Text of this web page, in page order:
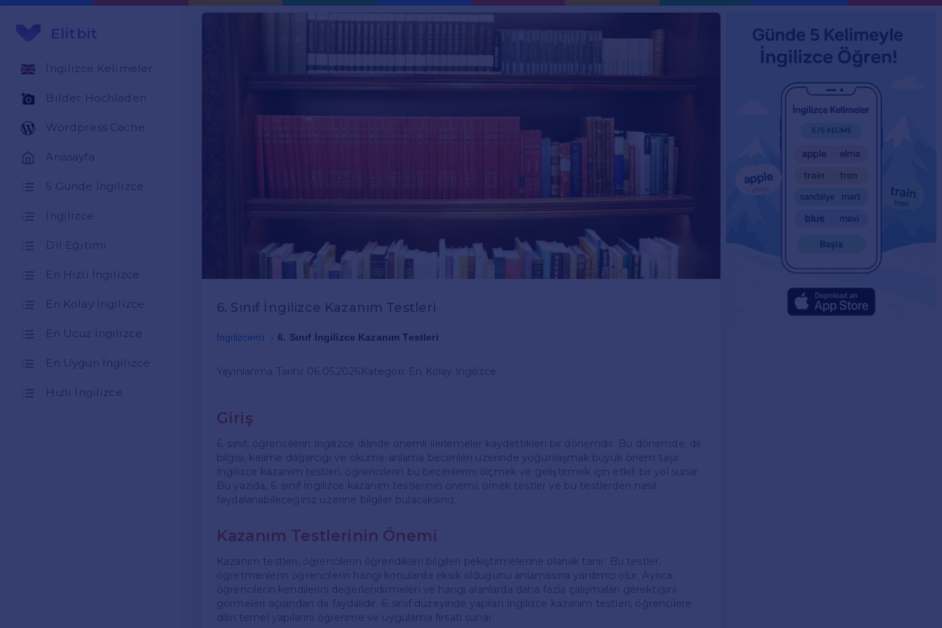
Elitbit
İngilizce Kelimeler
Bilder Hochladen
Wordpress Cache
Anasayfa
5 Günde İngilizce
İngilizce
Dil Eğitimi
En Hızlı İngilizce
En Kolay İngilizce
En Ucuz İngilizce
En Uygun İngilizce
Hızlı İngilizce
6. Sınıf İngilizce Kazanım Testleri
İngilizcemi 6. Sınıf İngilizce Kazanım Testleri
Yayınlanma Tarihi: 06.05.2026 Kategori: En Kolay İngilizce
Giriş
6. sınıf, öğrencilerin İngilizce dilinde önemli ilerlemeler kaydettikleri bir dönemdir. Bu dönemde, dil
bilgisi, kelime dağarcığı ve okuma-anlama becerileri üzerinde yoğunlaşmak büyük önem taşır.
İngilizce kazanım testleri, öğrencilerin bu becerilerini ölçmek ve geliştirmek için etkili bir yol sunar.
Bu yazıda, 6. sınıf İngilizce kazanım testlerinin önemi, örnek testler ve bu testlerden nasıl
faydalanabileceğiniz üzerine bilgiler bulacaksınız.
Kazanım Testlerinin Önemi
Kazanım testleri, öğrencilerin öğrendikleri bilgileri pekiştirmelerine olanak tanır. Bu testler,
öğretmenlerin öğrencilerin hangi konularda eksik olduğunu anlamasına yardımcı olur. Ayrıca,
öğrencilerin kendilerini değerlendirmeleri ve hangi alanlarda daha fazla çalışmaları gerektiğini
görmeleri açısından da faydalıdır. 6. sınıf düzeyinde yapılan İngilizce kazanım testleri, öğrencilere
dilin temel yapılarını öğrenme ve uygulama fırsatı sunar.